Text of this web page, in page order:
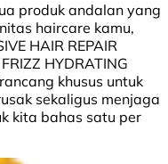
produk andalan yang
haircare kamu,
HAIR REPAIR
HYDRATING
khusus untuk
sekaligus menjaga
kita bahas satu per